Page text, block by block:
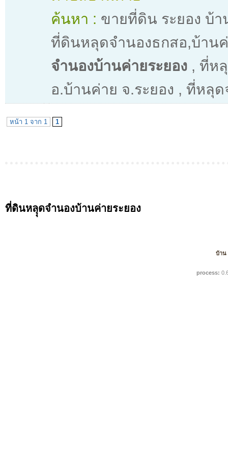
ค้นหา : ขายที่ดิน ระยอง บ้
ที่ดินหลุดจำนองธกสอ,บ้าน
จำนองบ้านค่ายระยอง , ที่ห
อ.บ้านค่าย จ.ระยอง , ที่หลุด
หน้า 1 จาก 1 1
ที่ดินหลุุดจำนองบ้านค่ายระยอง
บ้าน
process: